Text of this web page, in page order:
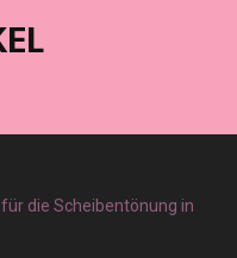
die Scheibentönung in